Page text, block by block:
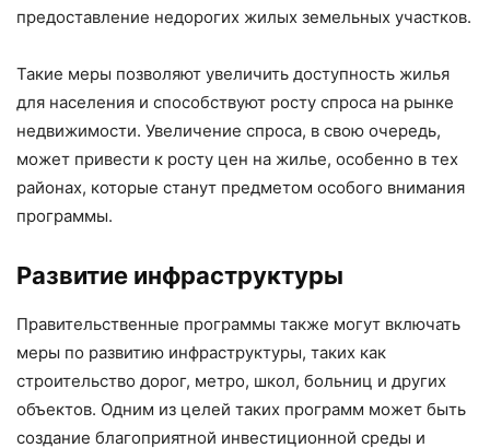
предоставление недорогих жилых земельных участков.
Такие меры позволяют увеличить доступность жилья
для населения и способствуют росту спроса на рынке
недвижимости. Увеличение спроса, в свою очередь,
может привести к росту цен на жилье, особенно в тех
районах, которые станут предметом особого внимания
программы.
Развитие инфраструктуры
Правительственные программы также могут включать
меры по развитию инфраструктуры, таких как
строительство дорог, метро, школ, больниц и других
объектов. Одним из целей таких программ может быть
создание благоприятной инвестиционной среды и